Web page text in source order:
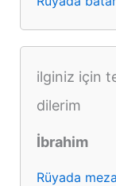
ilginiz için
dilerim
İbrahim
Rüyada